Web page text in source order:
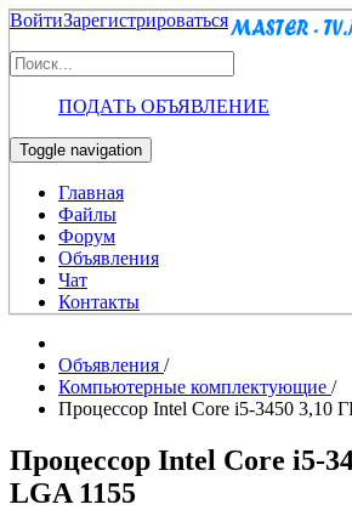
ВойтиЗарегистрироваться
ПОДАТЬ ОБЪЯВЛЕНИЕ
Toggle navigation
Главная
Файлы
Форум
Объявления
Чат
Контакты
Объявления /
Компьютерные комплектующие /
Процессор Intel Core i5-3450 3,10
Процессор Intel Core i5-
LGA 1155